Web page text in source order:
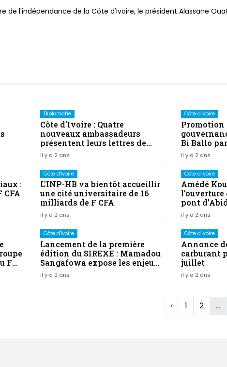
de l'indépendance de la Côte d'Ivoire, le président Alassane
Diplomatie
Côte d'Ivoire : Quatre
nouveaux ambassadeurs
présentent leurs lettres de
créance à Alassane Ouattara
il y a 2 ans
Côte d'Ivoire
Promotion
Bi Ballo
réunion
affaires
il y a 2 ans
:
CFA
Côte d'Ivoire
L'INP-HB va bientôt accueillir
une cité universitaire de 16
milliards de F CFA
il y a 2 ans
Côte d'Ivoire
Amédé
l’ouverture
pont
il y a 2 ans
FMI
Côte d'Ivoire
Lancement de la première
édition du SIREXE : Mamadou
Sangafowa expose les enjeux
de cet important rendez-vous
il y a 2 ans
Côte d'Ivoire
Annonce
carburant
juillet
il y a 2 ans
‹ 1 2 ...